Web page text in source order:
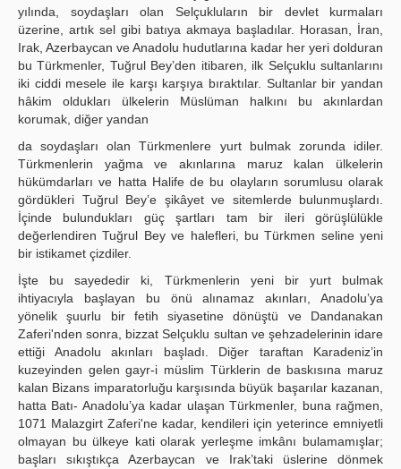
yılında, soydaşları olan Selçukluların bir devlet kurmaları
üzerine, artık sel gibi batıya akmaya başladılar. Horasan, İran,
Irak, Azerbaycan ve Anadolu hudutlarına kadar her yeri dolduran
bu Türkmenler, Tuğrul Bey’den itibaren, ilk Selçuklu sultanlarını
iki ciddi mesele ile karşı karşıya bıraktılar. Sultanlar bir yandan
hâkim oldukları ülkelerin Müslüman halkını bu akınlardan
korumak, diğer yandan
da soydaşları olan Türkmenlere yurt bulmak zorunda idiler.
Türkmenlerin yağma ve akınlarına maruz kalan ülkelerin
hükümdarları ve hatta Halife de bu olayların sorumlusu olarak
gördükleri Tuğrul Bey’e şikâyet ve sitemlerde bulunmuşlardı.
İçinde bulundukları güç şartları tam bir ileri görüşlülükle
değerlendiren Tuğrul Bey ve halefleri, bu Türkmen seline yeni
bir istikamet çizdiler.
İşte bu sayededir ki, Türkmenlerin yeni bir yurt bulmak
ihtiyacıyla başlayan bu önü alınamaz akınları, Anadolu’ya
yönelik şuurlu bir fetih siyasetine dönüştü ve Dandanakan
Zaferi'nden sonra, bizzat Selçuklu sultan ve şehzadelerinin idare
ettiği Anadolu akınları başladı. Diğer taraftan Karadeniz’in
kuzeyinden gelen gayr-i müslim Türklerin de baskısına maruz
kalan Bizans imparatorluğu karşısında büyük başarılar kazanan,
hatta Batı- Anadolu’ya kadar ulaşan Türkmenler, buna rağmen,
1071 Malazgirt Zaferi'ne kadar, kendileri için yeterince emniyetli
olmayan bu ülkeye kati olarak yerleşme imkânı bulamamışlar;
başları sıkıştıkça Azerbaycan ve Irak’taki üslerine dönmek